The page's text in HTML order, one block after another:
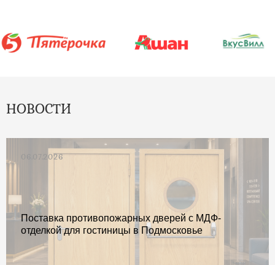
НОВОСТИ
06.07.2026
Поставка противопожарных дверей с МДФ-
отделкой для гостиницы в Подмосковье